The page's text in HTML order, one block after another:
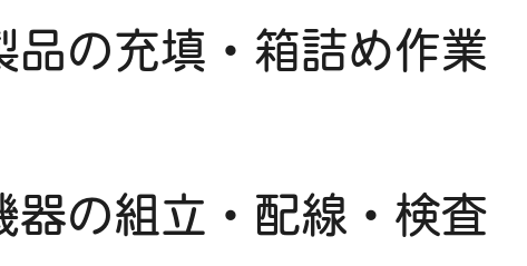
の充填・箱詰め作業
の組立・配線・検査